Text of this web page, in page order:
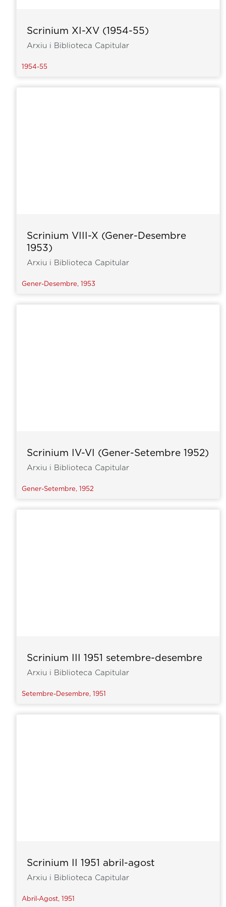
Scrinium XI-XV (1954-55)
Arxiu i Biblioteca Capitular
1954-55
Scrinium VIII-X (Gener-Desembre
1953)
Arxiu i Biblioteca Capitular
Gener-Desembre, 1953
Scrinium IV-VI (Gener-Setembre 1952)
Arxiu i Biblioteca Capitular
Gener-Setembre, 1952
Scrinium III 1951 setembre-desembre
Arxiu i Biblioteca Capitular
Setembre-Desembre, 1951
Scrinium II 1951 abril-agost
Arxiu i Biblioteca Capitular
Abril-Agost, 1951